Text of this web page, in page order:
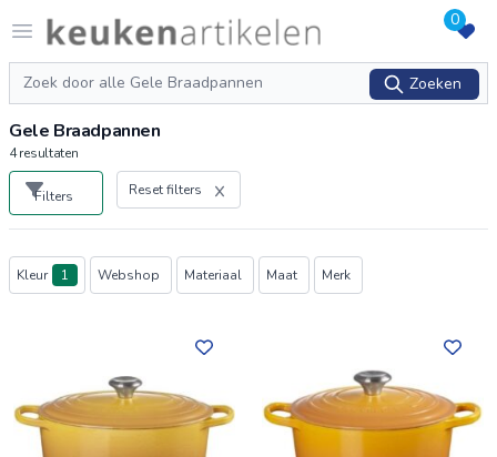
Open menu
Logo keukenartikelen.com 0
Zoeken
Zoeken
Gele Braadpannen
4resultaten
Filters Reset filters
Producten
Kleur 1 Webshop Materiaal Maat Merk